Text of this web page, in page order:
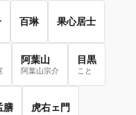
百琳 果心居士
阿葉山
阿葉山宗介
目黒
こと
膳 虎右ェ門